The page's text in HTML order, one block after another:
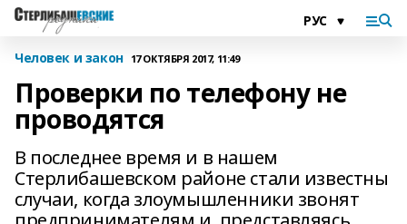
Человек и закон 17 ОКТЯБРЯ 2017, 11:49
Проверки по телефону не
проводятся
В последнее время и в нашем
Стерлибашевском районе стали известны
случаи, когда злоумышленники звонят